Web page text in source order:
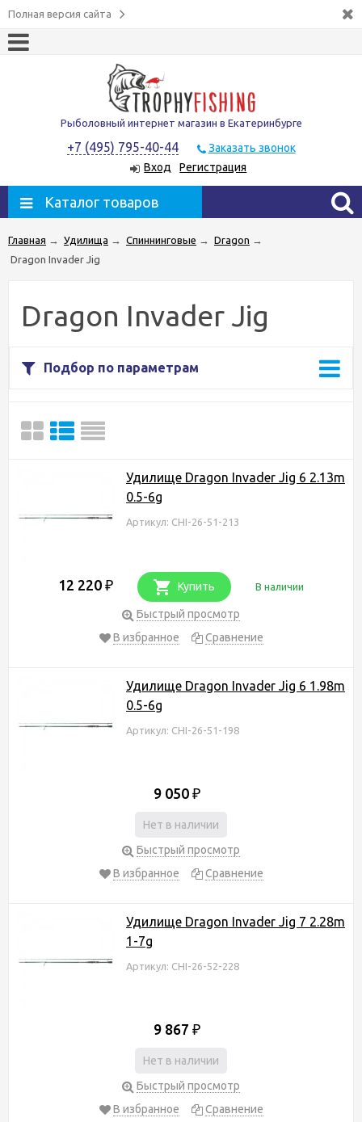
Полная версия сайта
Рыболовный интернет магазин в Екатеринбурге
+7 (495) 795-40-44
Заказать звонок
Вход
Регистрация
Каталог товаров
Главная → Удилища → Спиннинговые → Dragon →
Dragon Invader Jig
Dragon Invader Jig
Подбор по параметрам
Удилище Dragon Invader Jig 6 2.13m
0.5-6g
Артикул: CHI-26-51-213
12 220 ₽ Купить В наличии
Быстрый просмотр
В избранное
Сравнение
Удилище Dragon Invader Jig 6 1.98m
0.5-6g
Артикул: CHI-26-51-198
9 050 ₽
Нет в наличии
Быстрый просмотр
В избранное
Сравнение
Удилище Dragon Invader Jig 7 2.28m
1-7g
Артикул: CHI-26-52-228
9 867 ₽
Нет в наличии
Быстрый просмотр
В избранное
Сравнение